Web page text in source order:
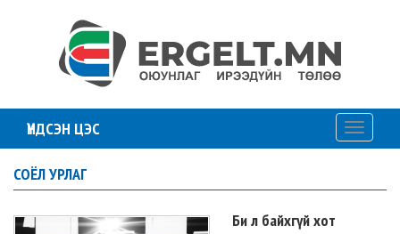
ҮНДСЭН ЦЭС
Toggle
СОЁЛ УРЛАГ
Би л байхгүй хот